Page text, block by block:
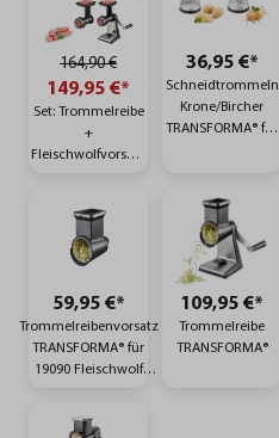
164,90 €
149,95 €*
Set: Trommelreibe
+
Fleischwolfvorsatz
36,95 €*
Schneidtrommeln
Krone/Bircher
TRANSFORMA® für
und 19030
Trommelreiben
Aufsatz
TRANSFORMA®
59,95 €*
Trommelreibenvorsatz
TRANSFORMA® für
19090 Fleischwolf
109,95 €*
Trommelreibe
TRANSFORMA®